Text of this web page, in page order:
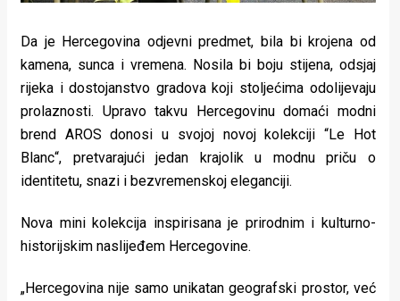
stolom
Život
u
pokretu
koje
Da je Hercegovina odjevni predmet, bila bi krojena od
kamena, sunca i vremena. Nosila bi boju stijena, odsjaj
rijeka i dostojanstvo gradova koji stoljećima odolijevaju
prolaznosti. Upravo takvu Hercegovinu domaći modni
brend AROS donosi u svojoj novoj kolekciji “Le Hot
Blanc“, pretvarajući jedan krajolik u modnu priču o
identitetu, snazi i bezvremenskoj eleganciji.
Nova mini kolekcija inspirisana je prirodnim i kulturno-
historijskim naslijeđem Hercegovine.
„Hercegovina nije samo unikatan geografski prostor, već